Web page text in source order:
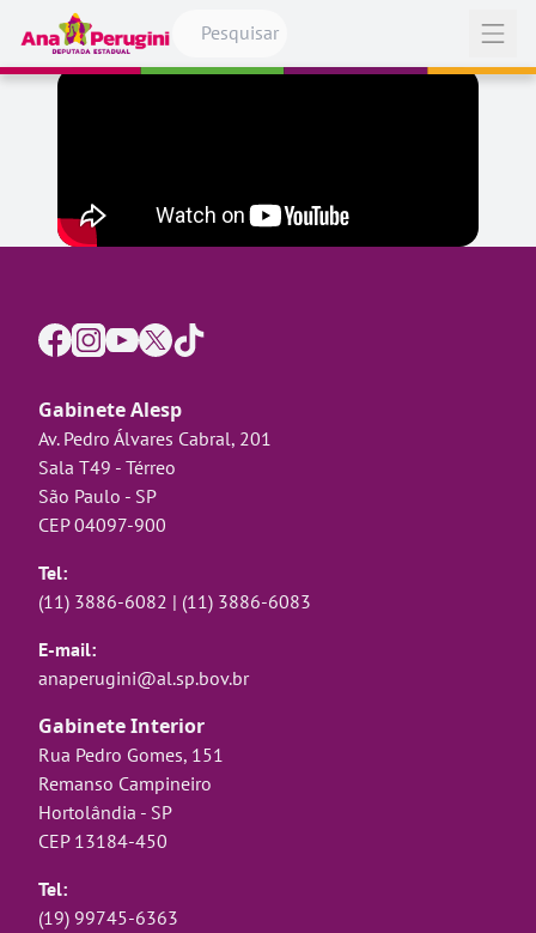
Pular para o conteúdo
Abrir
Gabinete Alesp
Av. Pedro Álvares Cabral, 201
Sala T49 - Térreo
São Paulo - SP
CEP 04097-900
Tel:
(11) 3886-6082 | (11) 3886-6083
E-mail:
anaperugini@al.sp.bov.br
Gabinete Interior
Rua Pedro Gomes, 151
Remanso Campineiro
Hortolândia - SP
CEP 13184-450
Tel:
(19) 99745-6363